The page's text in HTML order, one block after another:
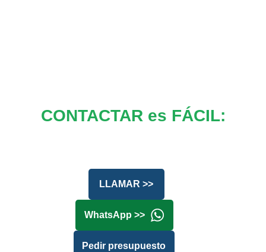
CONTACTAR es FÁCIL:
LLAMAR >>
WhatsApp >>
Pedir presupuesto